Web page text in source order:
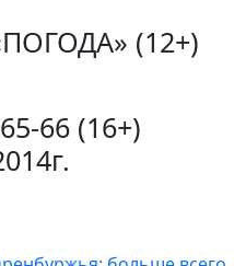
(12+)
66 (16+)